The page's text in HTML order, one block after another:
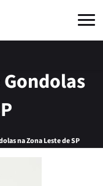
na Zona Leste de SP